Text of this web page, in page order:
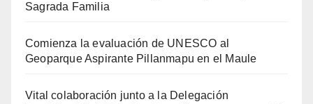
Sagrada Familia
Comienza la evaluación de UNESCO al
Geoparque Aspirante Pillanmapu en el Maule
Vital colaboración junto a la Delegación